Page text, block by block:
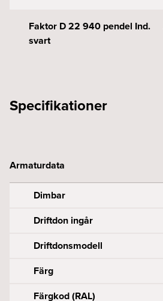
Faktor D 22 940 pendel Ind.
svart
Specifikationer
Armaturdata
Dimbar
Driftdon ingår
Driftdonsmodell
Färg
Färgkod (RAL)